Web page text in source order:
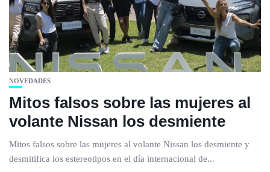
NOVEDADES
Mitos falsos sobre las mujeres al
volante Nissan los desmiente
Mitos falsos sobre las mujeres al volante Nissan los desmiente y
desmitifica los estereotipos en el día internacional de...